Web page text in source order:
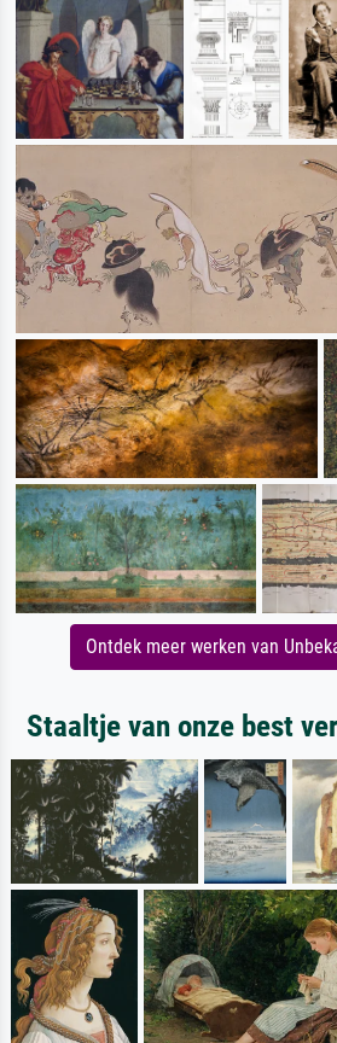
Ontdek meer werken van
Staaltje van onze best